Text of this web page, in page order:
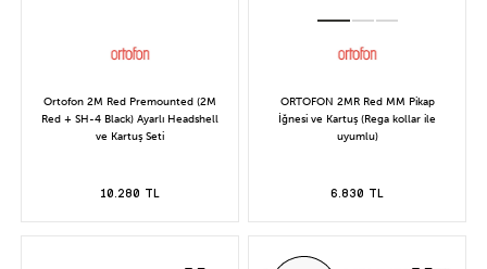
Ortofon 2M Red Premounted (2M
Red + SH-4 Black) Ayarlı Headshell
ve Kartuş Seti
10.280 TL
ORTOFON 2MR Red MM Pikap
İğnesi ve Kartuş (Rega kollar ile
uyumlu)
6.830 TL